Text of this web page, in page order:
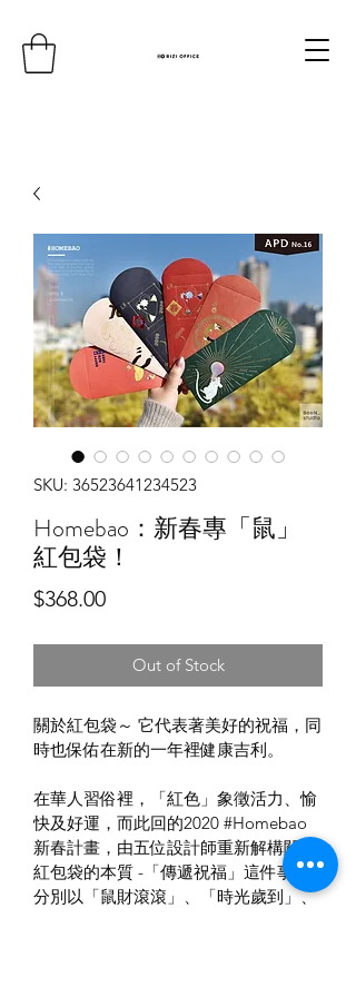
SKU: 36523641234523
Homebao：新春專「鼠」
紅包袋！
$368.00Price
Out of Stock
關於紅包袋～ 它代表著美好的祝福，同
時也保佑在新的一年裡健康吉利。
在華人習俗裡，「紅色」象徵活力、愉
快及好運，而此回的2020 #Homebao
新春計畫，由五位設計師重新解構關於
紅包袋的本質 -「傳遞祝福」這件事，
分別以「鼠財滾滾」、「時光歲到」、